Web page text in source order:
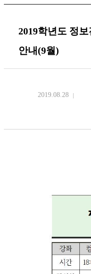
2019학년도 정
안내(9월)
2019.08.28